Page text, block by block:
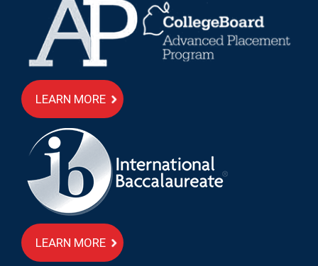
LEARN MORE
LEARN MORE